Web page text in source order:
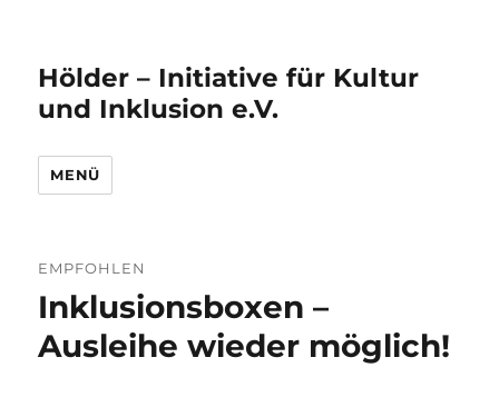
Hölder – Initiative für Kultur
und Inklusion e.V.
MENÜ
EMPFOHLEN
Inklusionsboxen –
Ausleihe wieder möglich!